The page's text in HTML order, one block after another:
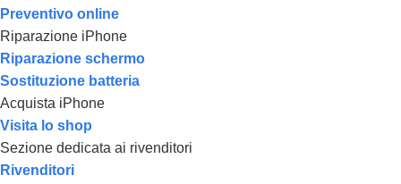
Preventivo online
Riparazione iPhone
Riparazione schermo
Sostituzione batteria
Acquista iPhone
Visita lo shop
Sezione dedicata ai rivenditori
Rivenditori